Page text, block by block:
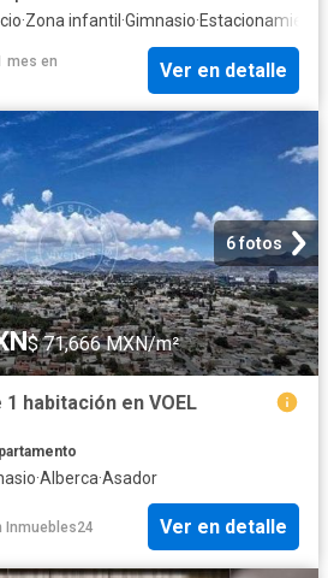
·Zona infantil ·Gimnasio·Estacionamiento
mes en
Ver en detalle
6 fotos
$ 71,666 MXN/m²
habitación en VOEL
·Alberca·Asador
Inmuebles24 Ver en detalle